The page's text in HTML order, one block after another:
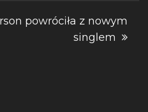
powróciła z nowym
singlem